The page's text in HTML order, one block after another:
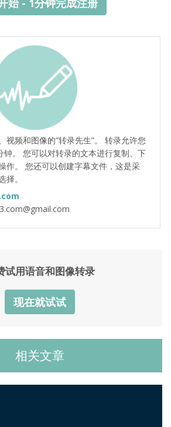
始 - 1分钟完成注册
视频和图像的“转录先生”。 转录允许您
钟。 您可以对转录的文本进行复制、下
作。 您还可以创建字幕文件，这是采
择。
试用语音和图像转录
现在就试试
相关文章